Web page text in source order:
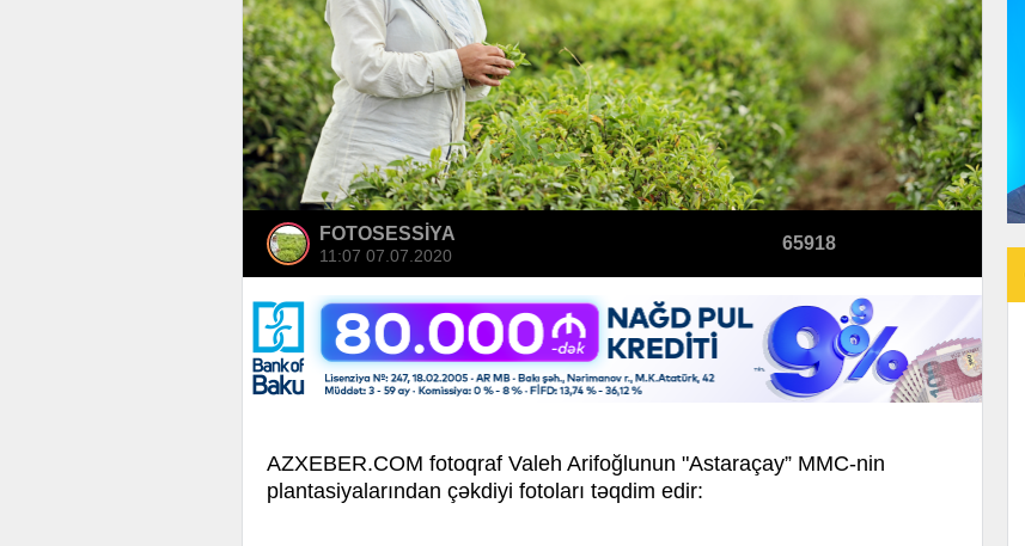
FOTOSESSİYA
11:07 07.07.2020
65918
AZXEBER.COM fotoqraf Valeh Arifoğlunun "Astaraçay” MMC-nin
plantasiyalarından çəkdiyi fotoları təqdim edir: